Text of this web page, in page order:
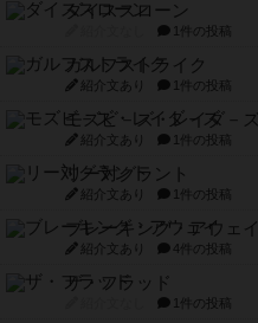
ダイススローン
1件の投稿
ガルフストライク
紹介文あり 1件の投稿
モズビ－ズ・レイダ－ズ
紹介文あり 1件の投稿
リー対グラント
紹介文あり 1件の投稿
ブレーキング・アウェイ
紹介文あり 4件の投稿
ザ・フラッド
1件の投稿